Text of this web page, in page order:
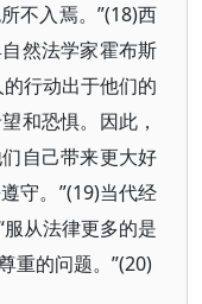
不入焉。”(18)西
然法学家霍布斯
行动出于他们的
和恐惧。因此，
自己带来更大好
守。”(19)当代经
从法律更多的是
重的问题。”(20)